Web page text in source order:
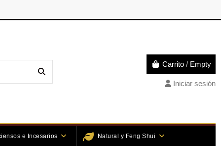
Carrito / Empty
Iniciar sesión
e Incesarios Natural y Feng Shui